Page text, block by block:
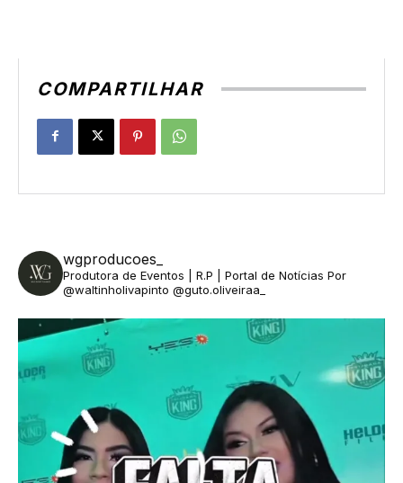
COMPARTILHAR
wgproducoes_
Produtora de Eventos | R.P | Portal de Notícias Por
@waltinholivapinto @guto.oliveiraa_